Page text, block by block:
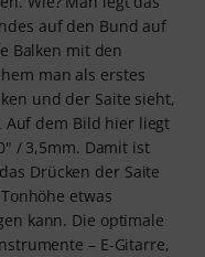
auf den Bund auf
Balken mit den
man als erstes
und der Saite sieht,
Auf dem Bild hier liegt
/ 3,5mm. Damit ist
Drücken der Saite
etwas
kann. Die optimale
– E-Gitarre,